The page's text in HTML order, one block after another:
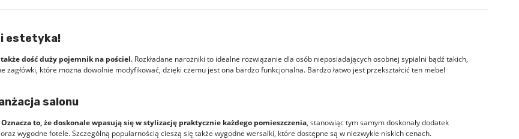
i estetyka!
dość duży pojemnik na pościel. Rozkładane narożniki to idealne rozwiązanie dla osób nieposiadających osobnej sypialni bądź takich,
które można dowolnie modyfikować, dzięki czemu jest ona bardzo funkcjonalna. Bardzo łatwo jest przekształcić ten mebel
salonu
Oznacza to, że doskonale wpasują się w stylizację praktycznie każdego pomieszczenia, stanowiąc tym samym doskonały dodatek
oraz wygodne fotele. Szczególną popularnością cieszą się także wygodne wersalki, które dostępne są w niezwykle niskich cenach.